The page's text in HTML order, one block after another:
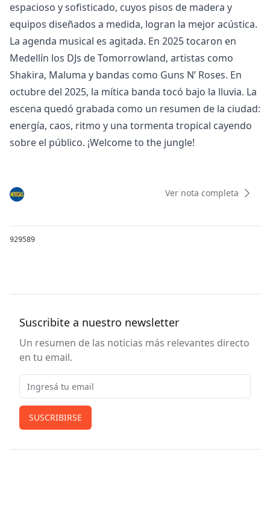
espacioso y sofisticado, cuyos pisos de madera y
equipos diseñados a medida, logran la mejor acústica.
La agenda musical es agitada. En 2025 tocaron en
Medellín los DJs de Tomorrowland, artistas como
Shakira, Maluma y bandas como Guns N’ Roses. En
octubre del 2025, la mítica banda tocó bajo la lluvia. La
escena quedó grabada como un resumen de la ciudad:
energía, caos, ritmo y una tormenta tropical cayendo
sobre el público. ¡Welcome to the jungle!
Ver nota completa
929589
Suscribite a nuestro newsletter
Un resumen de las noticias más relevantes directo
en tu email.
Email
SUSCRIBIRSE